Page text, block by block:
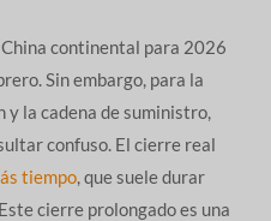
continental para 2026
Sin embargo, para la
la cadena de suministro,
confuso. El cierre real
tiempo, que suele durar
cierre prolongado es una